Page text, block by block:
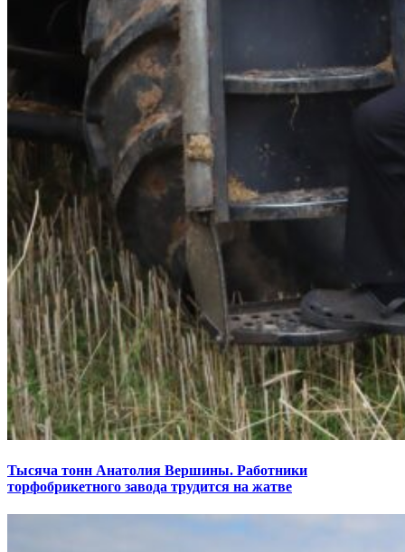
Тысяча тонн Анатолия Вершины. Работники
торфобрикетного завода трудится на жатве